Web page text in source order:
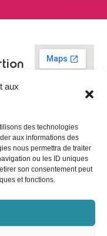
aux
des technologies
aux informations des
nous permettra de traiter
ou les ID uniques
son consentement peut
et fonctions.
03 78
de